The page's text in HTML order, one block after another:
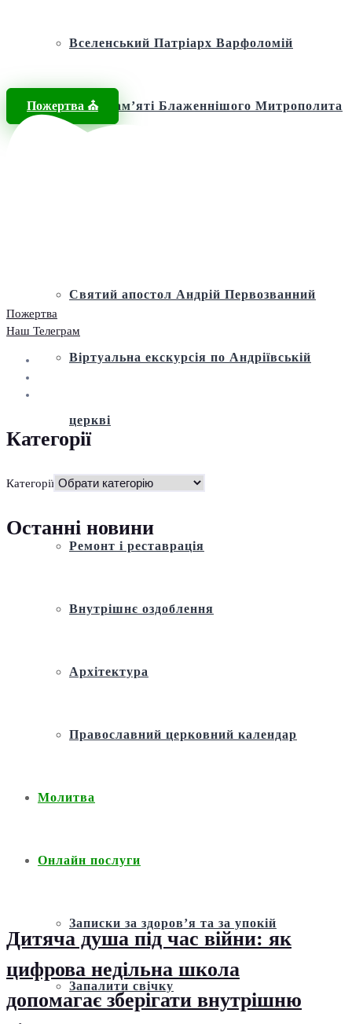
Вселенський Патріарх Варфоломій
Фонд пам’яті Блаженнішого Митрополита
Святий апостол Андрій Первозванний
Віртуальна екскурсія по Андріївській
церкві
Історія
Ремонт і реставрація
Внутрішнє оздоблення
Архітектура
Православний церковний календар
Молитва
Онлайн послуги
Записки за здоров’я та за упокій
Запалити свічку
Пожертва ⛪️
Пожертва
Наш Телеграм
Категорії
Категорії
Останні новини
Дитяча душа під час війни: як
цифрова недільна школа
допомагає зберігати внутрішню